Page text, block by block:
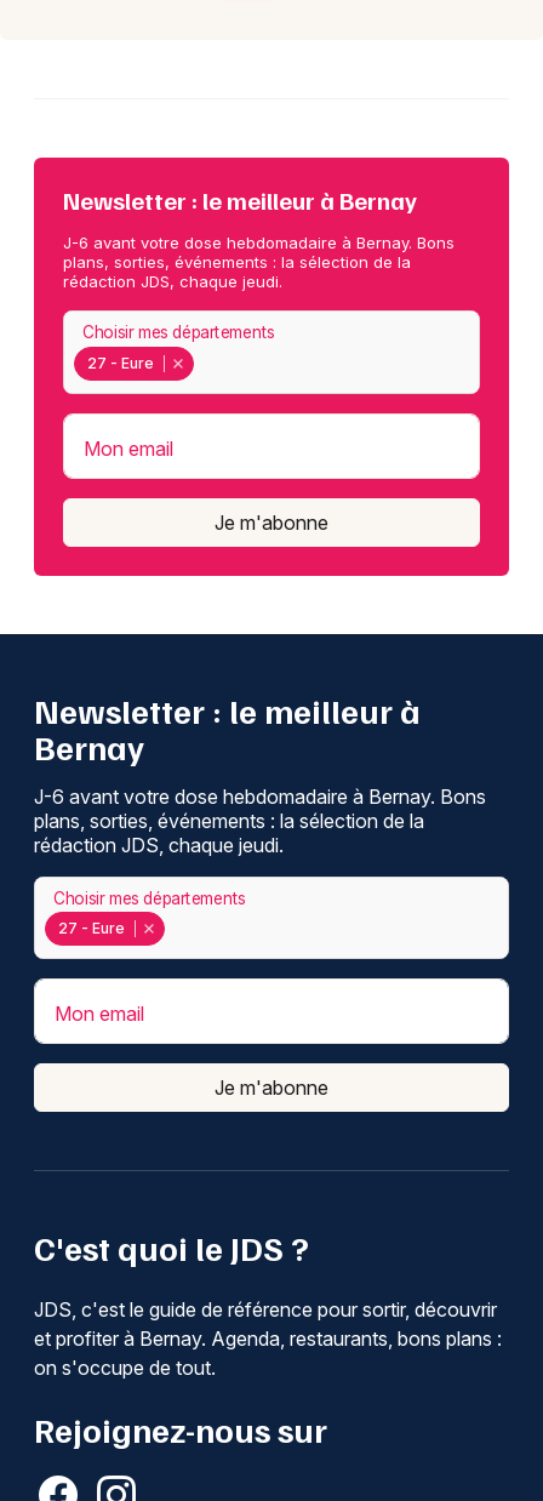
Newsletter : le meilleur à Bernay
J-6 avant votre dose hebdomadaire à Bernay. Bons
plans, sorties, événements : la sélection de la
rédaction JDS, chaque jeudi.
27 - Eure
Choisir mes départements
Mon email
Je m'abonne
C'est quoi le JDS ?
JDS, c'est le guide de référence pour sortir, découvrir
et profiter à Bernay. Agenda, restaurants, bons plans :
on s'occupe de tout.
Rejoignez-nous sur
Newsletter : le meilleur à
Bernay
J-6 avant votre dose hebdomadaire à Bernay. Bons
plans, sorties, événements : la sélection de la
rédaction JDS, chaque jeudi.
27 - Eure
Choisir mes départements
Mon email
Je m'abonne